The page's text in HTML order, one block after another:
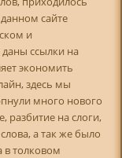
сайте
и
даны ссылки на
экономить
здесь мы
много нового
разбитие на слоги,
а так же было
в толковом